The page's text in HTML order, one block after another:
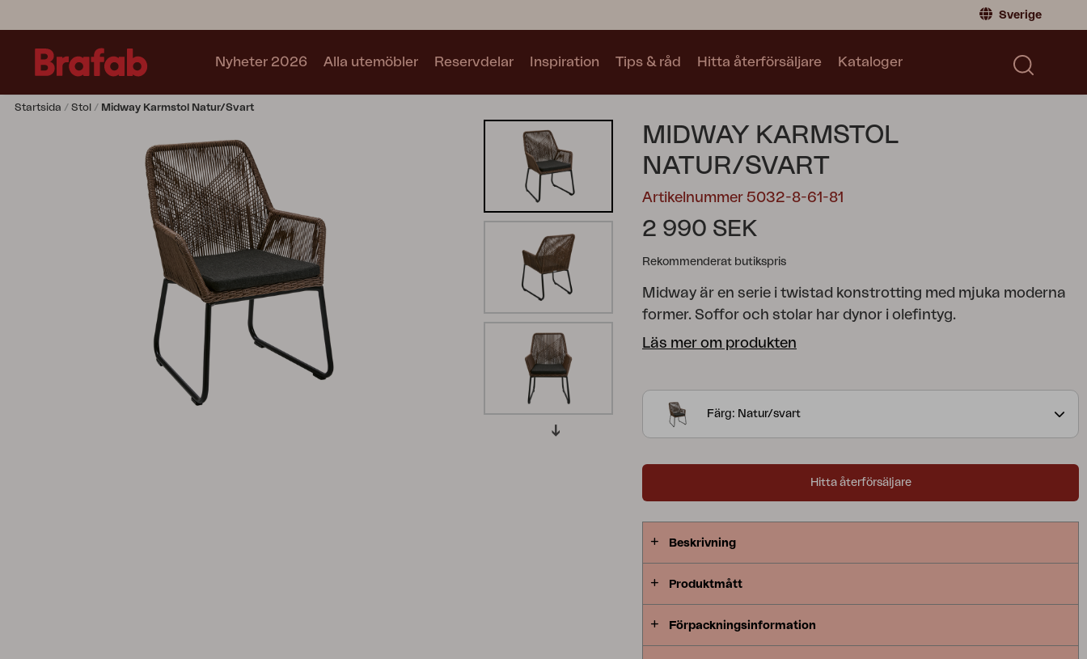
Sverige
Privatperson
Nyheter 2026 Alla utemöbler
Kollektioner
Blixt Trolly
Grower Greens Lomma
Kataloger
Läs våra kataloger
Reservdelar Inspiration Tips & råd Hitta återförsäljare Kataloger
Startsida Stol Midway Karmstol Natur/svart
MIDWAY KARMSTOL
NATUR/SVART
Artikelnummer 5032-8-61-81
2 990 SEK
Rekommenderat butikspris
Midway är en serie i twistad konstrotting med mjuka moderna
former. Soffor och stolar har dynor i olefintyg.
Läs mer om produkten
Färg: Natur/svart
Hitta återförsäljare
Beskrivning
Produktmått
Förpackningsinformation